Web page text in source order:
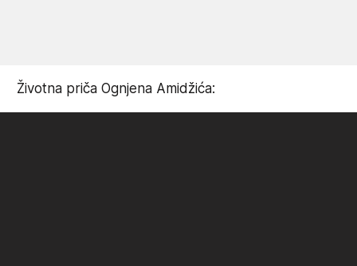
Životna priča Ognjena Amidžića: